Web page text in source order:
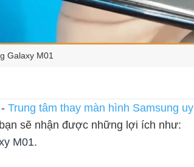
Galaxy M01
Trung tâm thay màn hình Samsung uy
sẽ nhận được những lợi ích như:
M01.